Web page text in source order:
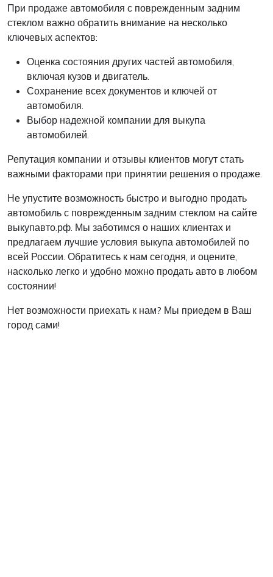
При продаже автомобиля с поврежденным задним
стеклом важно обратить внимание на несколько
ключевых аспектов:
Оценка состояния других частей автомобиля,
включая кузов и двигатель.
Сохранение всех документов и ключей от
автомобиля.
Выбор надежной компании для выкупа
автомобилей.
Репутация компании и отзывы клиентов могут стать
важными факторами при принятии решения о продаже.
Не упустите возможность быстро и выгодно продать
автомобиль с поврежденным задним стеклом на сайте
выкупавто.рф. Мы заботимся о наших клиентах и
предлагаем лучшие условия выкупа автомобилей по
всей России. Обратитесь к нам сегодня, и оцените,
насколько легко и удобно можно продать авто в любом
состоянии!
Нет возможности приехать к нам? Мы приедем в Ваш
город сами!